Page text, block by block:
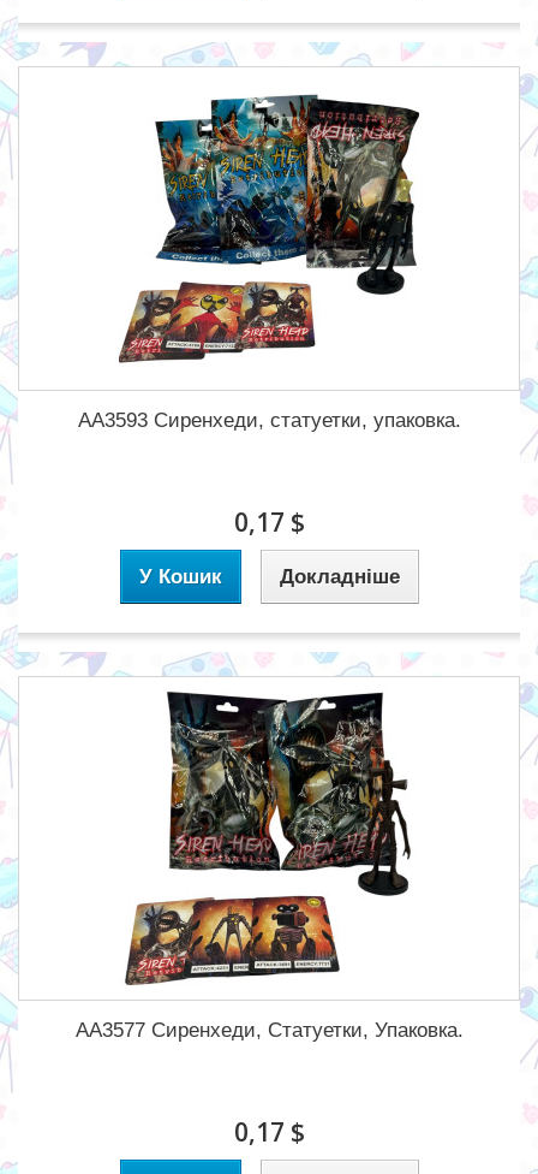
АА3593 Сиренхеди, статуетки, упаковка.
0,17 $
У Кошик Докладніше
АА3577 Сиренхеди, Статуетки, Упаковка.
0,17 $